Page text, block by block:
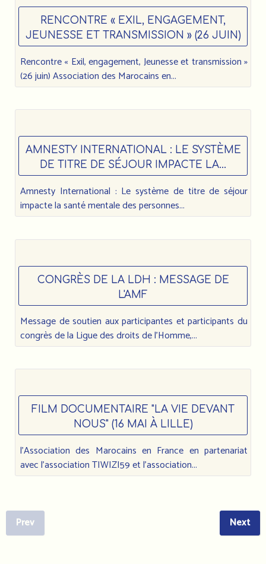
RENCONTRE « EXIL, ENGAGEMENT,
JEUNESSE ET TRANSMISSION » (26 JUIN)
Rencontre « Exil, engagement, Jeunesse et transmission »
(26 juin) Association des Marocains en...
AMNESTY INTERNATIONAL : LE SYSTÈME
DE TITRE DE SÉJOUR IMPACTE LA...
Amnesty International : Le système de titre de séjour
impacte la santé mentale des personnes...
CONGRÈS DE LA LDH : MESSAGE DE
L'AMF
Message de soutien aux participantes et participants du
congrès de la Ligue des droits de l’Homme,...
FILM DOCUMENTAIRE "LA VIE DEVANT
NOUS" (16 MAI À LILLE)
l'Association des Marocains en France en partenariat
avec l'association TIWIZI59 et l'association...
Prev Next